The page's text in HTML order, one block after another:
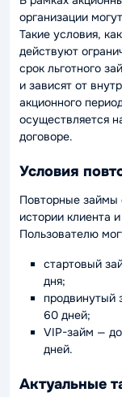
организации
Такие условия,
действуют
срок льготного
и зависят от
акционного
осуществляется
договоре.
Условия
Повторные займы
истории клиента
Пользователю
стартовый
дня;
продвинутый
60 дней;
VIP-займ —
дней.
Актуальные